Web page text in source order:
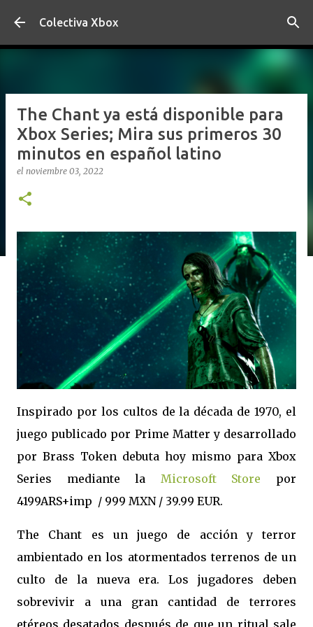
Ir al contenido principal
Colectiva Xbox
The Chant ya está disponible para
Xbox Series; Mira sus primeros 30
minutos en español latino
el noviembre 03, 2022
Inspirado por los cultos de la década de 1970, el
juego publicado por Prime Matter y desarrollado
por Brass Token debuta hoy mismo para Xbox
Series mediante la Microsoft Store por
4199ARS+imp / 999 MXN / 39.99 EUR.
The Chant es un juego de acción y terror
ambientado en los atormentados terrenos de un
culto de la nueva era. Los jugadores deben
sobrevivir a una gran cantidad de terrores
etéreos desatados después de que un ritual sale